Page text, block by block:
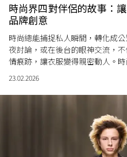
時尚界四對伴侶的故事：
品牌創意
時尚總能捕捉私人瞬間，轉化成
夜討論，或在後台的眼神交流，
情痕跡，讓衣服變得親密動人。
人性化的創新，反映當代對真實（
求。
23.02.2026